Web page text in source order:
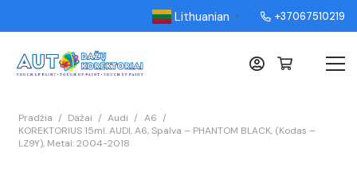
Lithuanian ▼ +37067510219
Pradžia / Dažai / Audi / A6 /
KOREKTORIUS 15ml. AUDI, A6, Spalva – PHANTOM BLACK, (Kodas –
LZ9Y), Metai: 2004-2018